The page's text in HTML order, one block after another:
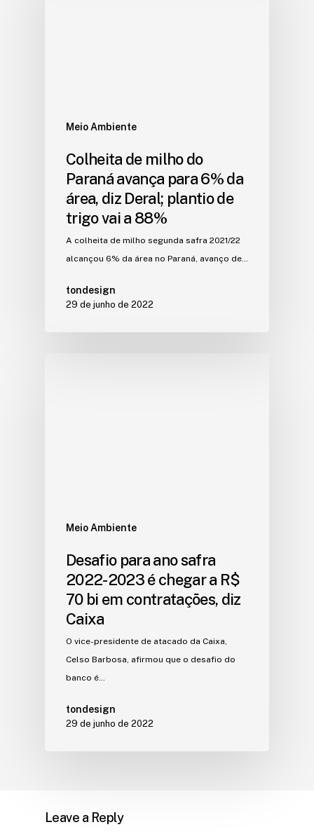
Meio Ambiente
Colheita de milho do
Paraná avança para 6% da
área, diz Deral; plantio de
trigo vai a 88%
A colheita de milho segunda safra 2021/22
alcançou 6% da área no Paraná, avanço de…
tondesign
29 de junho de 2022
Meio Ambiente
Desafio para ano safra
2022-2023 é chegar a R$
70 bi em contratações, diz
Caixa
O vice-presidente de atacado da Caixa,
Celso Barbosa, afirmou que o desafio do
banco é…
tondesign
29 de junho de 2022
Leave a Reply